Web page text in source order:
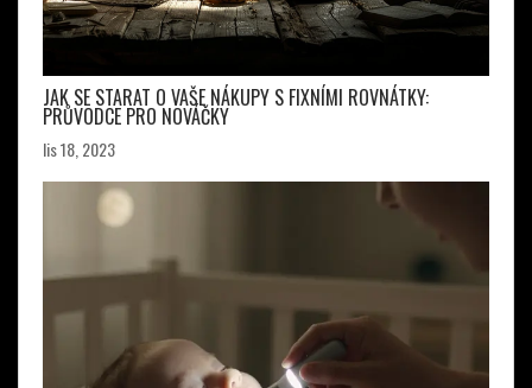
JAK SE STARAT O VAŠE NÁKUPY S FIXNÍMI ROVNÁTKY:
PRŮVODCE PRO NOVÁČKY
lis 18, 2023